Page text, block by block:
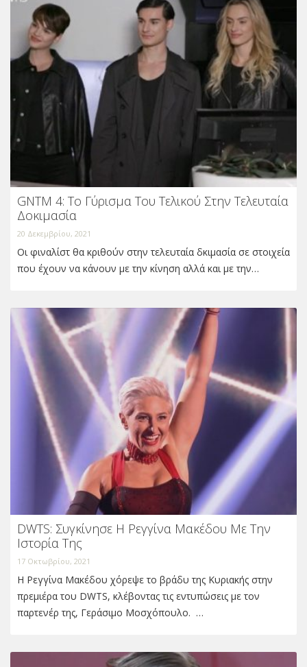
GNTM 4: Το Γύρισμα Του Τελικού Στην Τελευταία
Δοκιμασία
20 Δεκεμβρίου, 2021
Οι φιναλίστ θα κριθούν στην τελευταία δκιμασία σε στοιχεία
που έχουν να κάνουν με την κίνηση αλλά και με την…
DWTS: Συγκίνησε Η Ρεγγίνα Μακέδου Με Την
Ιστορία Της
17 Οκτωβρίου, 2021
Η Ρεγγίνα Μακέδου χόρεψε το βράδυ της Κυριακής στην
πρεμιέρα του DWTS, κλέβοντας τις εντυπώσεις με τον
παρτενέρ της, Γεράσιμο Μοσχόπουλο. …